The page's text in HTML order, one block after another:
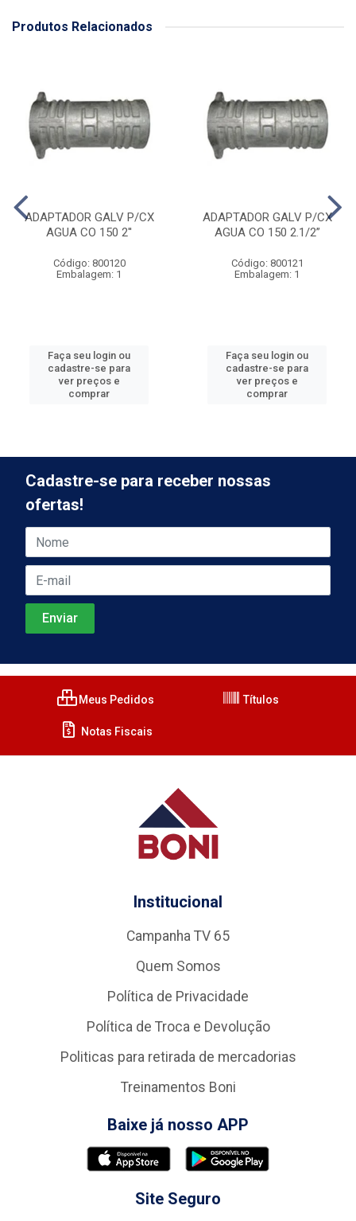
Produtos Relacionados
ADAPTADOR GALV P/CX
AGUA CO 150 2''
Código: 800120
Embalagem: 1
Faça seu login ou
cadastre-se para
ver preços e
comprar
ADAPTADOR GALV P/CX
AGUA CO 150 2.1/2”
Código: 800121
Embalagem: 1
Faça seu login ou
cadastre-se para
ver preços e
comprar
Cadastre-se para receber nossas
ofertas!
Meus Pedidos Títulos
Notas Fiscais
Institucional
Campanha TV 65
Quem Somos
Política de Privacidade
Política de Troca e Devolução
Politicas para retirada de mercadorias
Treinamentos Boni
Baixe já nosso APP
Site Seguro